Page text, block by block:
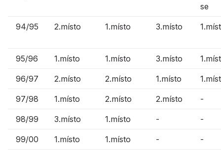
se
94/95 2.místo 1.místo 3.místo
95/96 1.místo 1.místo 3.místo
96/97 2.místo 2.místo 1.místo
97/98 1.místo 2.místo 2.místo -
98/99 3.místo 1.místo - -
99/00 1.místo 1.místo - -